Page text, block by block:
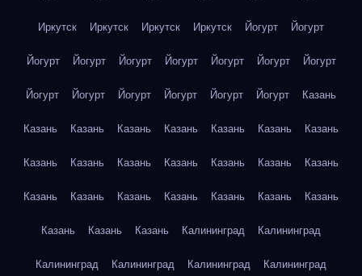
Иркутск Иркутск Иркутск Иркутск Йогурт Йогурт
Йогурт Йогурт Йогурт Йогурт Йогурт Йогурт Йогурт
Йогурт Йогурт Йогурт Йогурт Йогурт Йогурт Казань
Казань Казань Казань Казань Казань Казань Казань
Казань Казань Казань Казань Казань Казань Казань
Казань Казань Казань Казань Казань Казань Казань
Казань Казань Казань Калининград Калининград
Калининград Калининград Калининград Калининград